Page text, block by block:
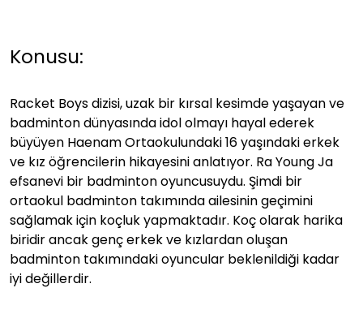
Konusu:
Racket Boys dizisi, uzak bir kırsal kesimde yaşayan ve
badminton dünyasında idol olmayı hayal ederek
büyüyen Haenam Ortaokulundaki 16 yaşındaki erkek
ve kız öğrencilerin hikayesini anlatıyor. Ra Young Ja
efsanevi bir badminton oyuncusuydu. Şimdi bir
ortaokul badminton takımında ailesinin geçimini
sağlamak için koçluk yapmaktadır. Koç olarak harika
biridir ancak genç erkek ve kızlardan oluşan
badminton takımındaki oyuncular beklenildiği kadar
iyi değillerdir.